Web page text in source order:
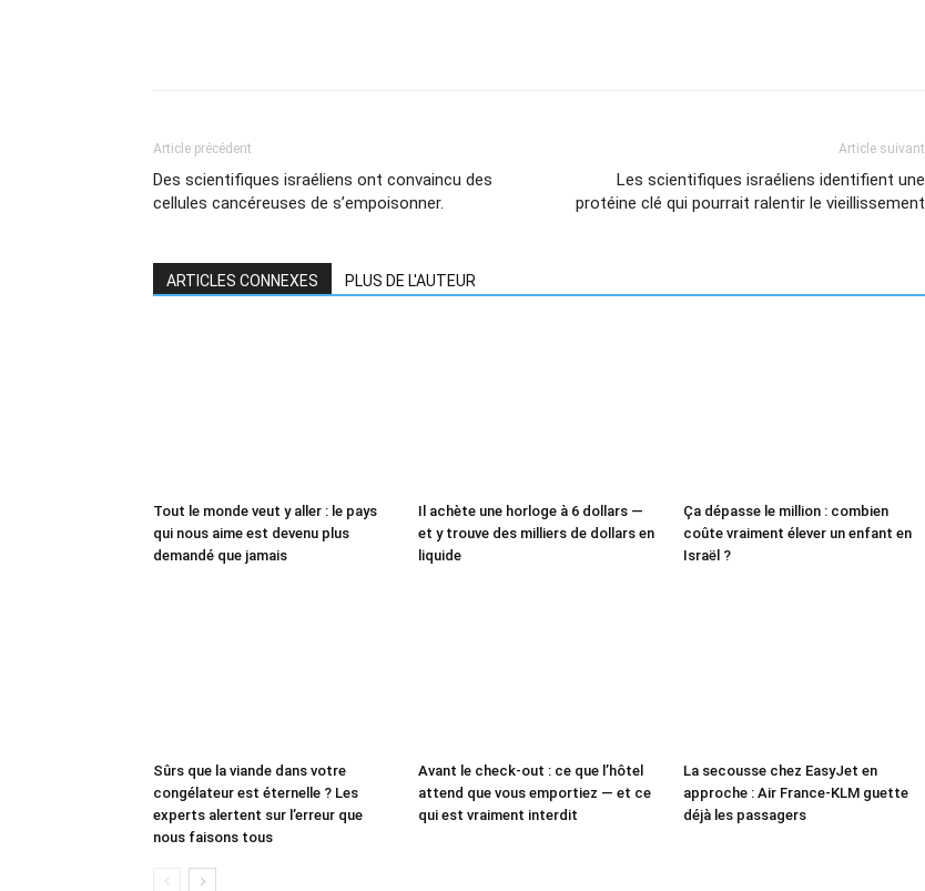
Article précédent
Des scientifiques israéliens ont convaincu des
cellules cancéreuses de s’empoisonner.
Article suivant
Les scientifiques israéliens identifient une
protéine clé qui pourrait ralentir le vieillissement
ARTICLES CONNEXES PLUS DE L'AUTEUR
Tout le monde veut y aller : le pays
qui nous aime est devenu plus
demandé que jamais
Il achète une horloge à 6 dollars —
et y trouve des milliers de dollars en
liquide
Ça dépasse le million : combien
coûte vraiment élever un enfant en
Israël ?
Sûrs que la viande dans votre
congélateur est éternelle ? Les
experts alertent sur l’erreur que
nous faisons tous
Avant le check-out : ce que l’hôtel
attend que vous emportiez — et ce
qui est vraiment interdit
La secousse chez EasyJet en
approche : Air France-KLM guette
déjà les passagers